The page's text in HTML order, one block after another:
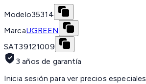
Modelo35314
MarcaUGREEN
SAT39121009
3 años de garantía
Inicia sesión para ver precios especiales